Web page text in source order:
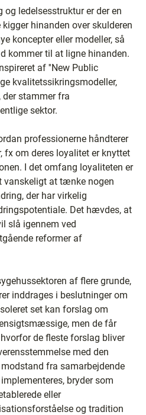
og ledelsesstruktur er der en
hinanden over skulderen
koncepter eller modeller, så
kommer til at ligne hinanden.
af ''New Public
kvalitetssikringsmodeller,
der stammer fra
sektor.
professionerne håndterer
fx om deres loyalitet er knyttet
I det omfang loyaliteten er
vanskeligt at tænke nogen
der har virkelig
Det hævdes, at
slå igennem ved
reformer af
af flere grunde,
inddrages i beslutninger om
set kan forslag om
men de får
de fleste forslag bliver
med den
fra samarbejdende
bryder som
eller
og tradition